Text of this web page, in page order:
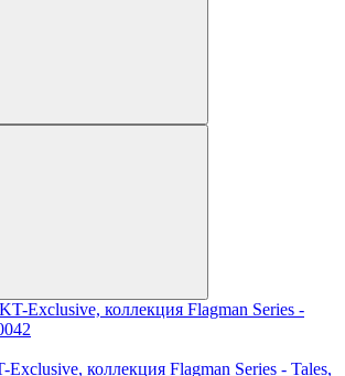
коллекция Flagman Series - Tales,